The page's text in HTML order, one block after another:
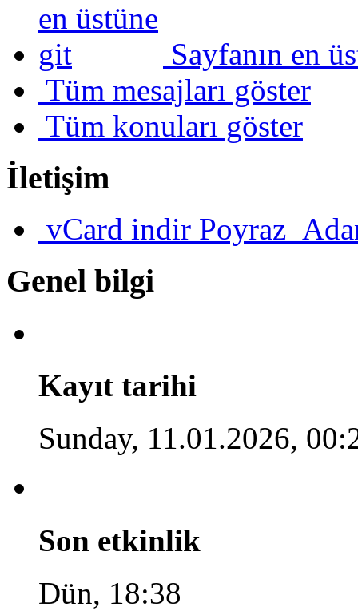
Sayfanın en
Tüm mesajları göster
Tüm konuları göster
İletişim
vCard indir
Genel bilgi
Kayıt tarihi
Sunday, 11.01.2026,
Son etkinlik
Dün, 18:38